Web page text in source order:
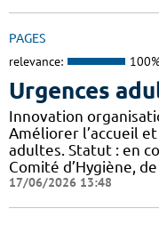
PAGES
relevance:
Urgences
Innovation
Améliorer l’accueil
adultes. Statut : en
Comité d’Hygiène,
17/06/2026 13:48